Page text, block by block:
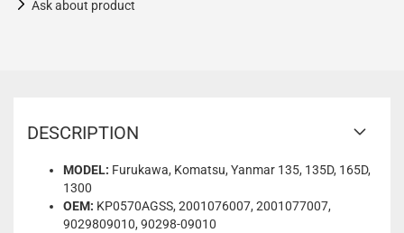
Ask about product
DESCRIPTION
MODEL: Furukawa, Komatsu, Yanmar 135, 135D, 165D,
1300
OEM: KP0570AGSS, 2001076007, 2001077007,
9029809010, 90298-09010